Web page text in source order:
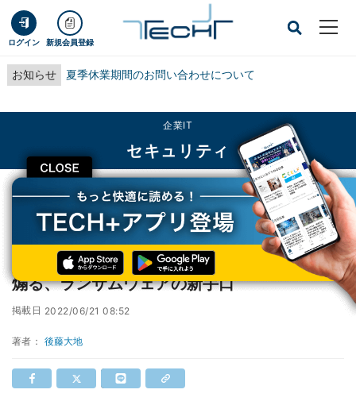
ログイン 新規会員登録
お知らせ 夏季休業期間のお問い合わせについて
CLOSE
企業IT
セキュリティ
TECH+ 企業IT
セキュリティ
普通のWebサイトに個人情報をさらして不安煽る、ランサムウェアの新手口
普通のWebサイトに個人情報をさらして不安
煽る、ランサムウェアの新手口
掲載日 2022/06/21 08:52
著者： 後藤大地